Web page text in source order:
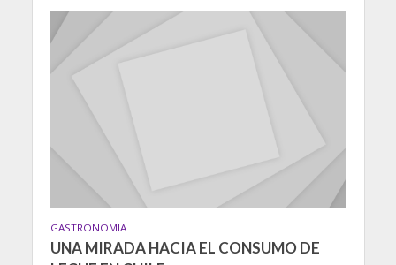
GASTRONOMIA
UNA MIRADA HACIA EL CONSUMO DE